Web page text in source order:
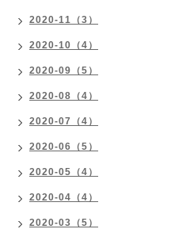
2020-11（3）
2020-10（4）
2020-09（5）
2020-08（4）
2020-07（4）
2020-06（5）
2020-05（4）
2020-04（4）
2020-03（5）